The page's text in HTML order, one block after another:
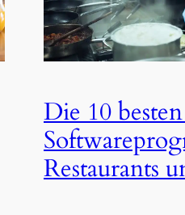
Die 10
Restaurants